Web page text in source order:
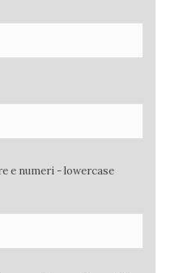
e numeri - lowercase